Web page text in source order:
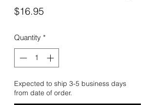
$16.95Price
Quantity *
Expected to ship 3-5 business days
from date of order.